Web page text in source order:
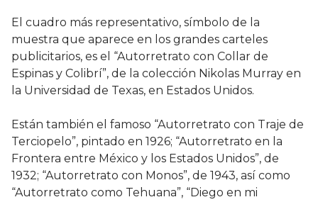
El cuadro más representativo, símbolo de la
muestra que aparece en los grandes carteles
publicitarios, es el “Autorretrato con Collar de
Espinas y Colibrí”, de la colección Nikolas Murray en
la Universidad de Texas, en Estados Unidos.
Están también el famoso “Autorretrato con Traje de
Terciopelo”, pintado en 1926; “Autorretrato en la
Frontera entre México y los Estados Unidos”, de
1932; “Autorretrato con Monos”, de 1943, así como
“Autorretrato como Tehuana”, “Diego en mi